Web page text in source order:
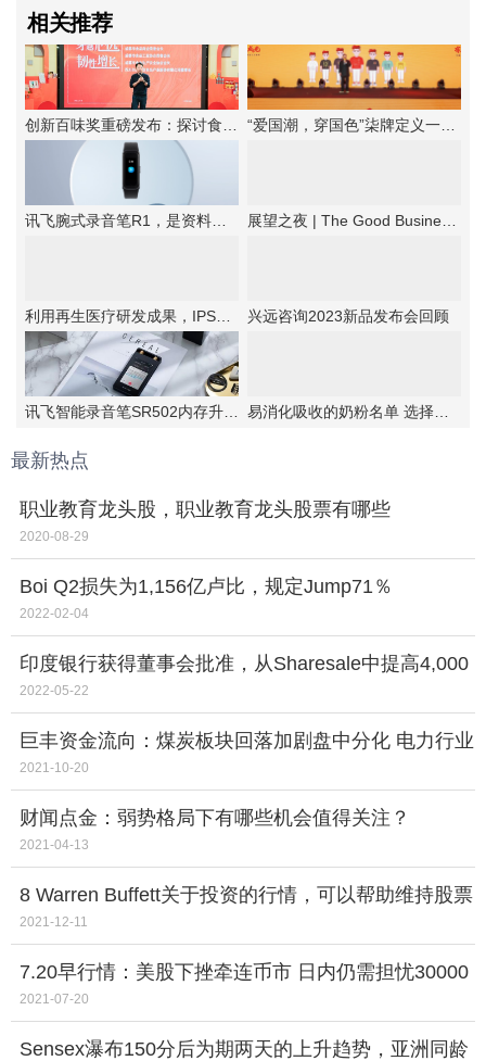
相关推荐
兴远咨询2023新品发布会回顾
最新热点
职业教育龙头股，职业教育龙头股票有哪些
2020-08-29
Boi Q2损失为1,156亿卢比，规定Jump71％
2022-02-04
印度银行获得董事会批准，从Sharesale中提高4,000
卢比
2022-05-22
巨丰资金流向：煤炭板块回落加剧盘中分化 电力行业
受青睐！
2021-10-20
财闻点金：弱势格局下有哪些机会值得关注？
2021-04-13
8 Warren Buffett关于投资的行情，可以帮助维持股票
市场遗址
2021-12-11
7.20早行情：美股下挫牵连币市 日内仍需担忧30000
美元支撑
2021-07-20
Sensex瀑布150分后为期两天的上升趋势，亚洲同龄